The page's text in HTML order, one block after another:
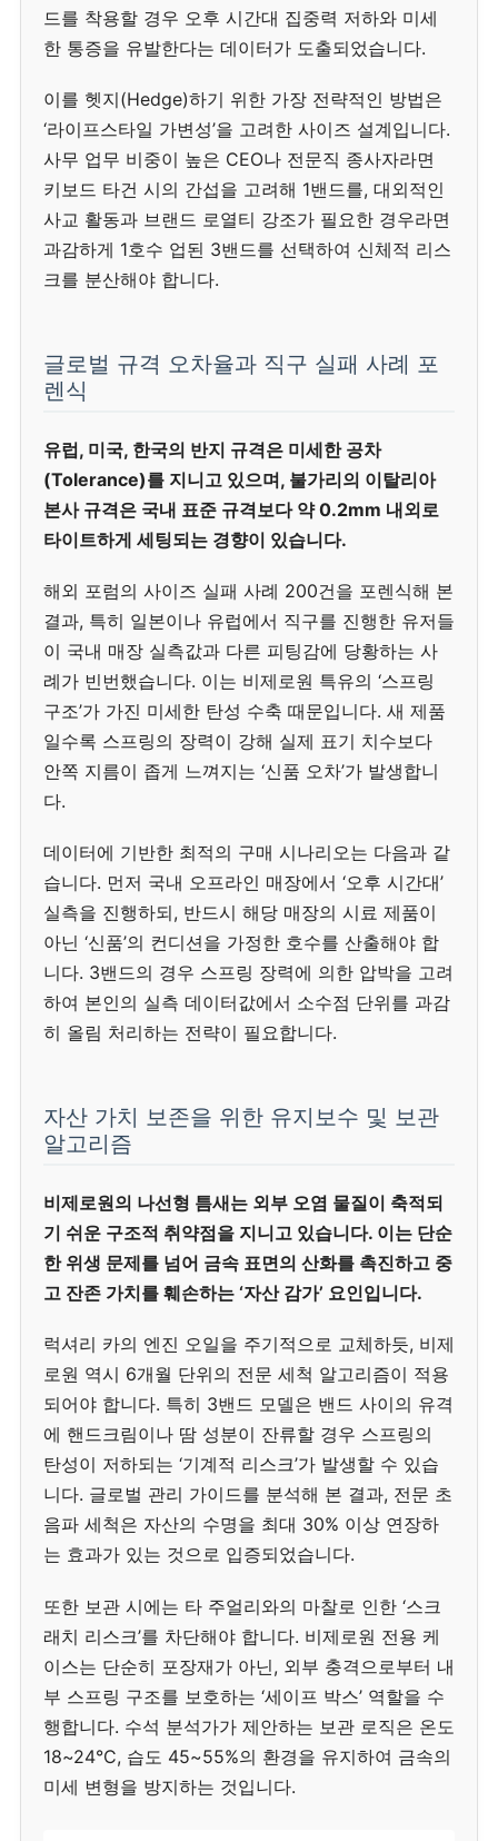
드를 착용할 경우 오후 시간대 집중력 저하와 미세
한 통증을 유발한다는 데이터가 도출되었습니다.
이를 헷지(Hedge)하기 위한 가장 전략적인 방법은
‘라이프스타일 가변성’을 고려한 사이즈 설계입니다.
사무 업무 비중이 높은 CEO나 전문직 종사자라면
키보드 타건 시의 간섭을 고려해 1밴드를, 대외적인
사교 활동과 브랜드 로열티 강조가 필요한 경우라면
과감하게 1호수 업된 3밴드를 선택하여 신체적 리스
크를 분산해야 합니다.
글로벌 규격 오차율과 직구 실패 사례 포
렌식
유럽, 미국, 한국의 반지 규격은 미세한 공차
(Tolerance)를 지니고 있으며, 불가리의 이탈리아
본사 규격은 국내 표준 규격보다 약 0.2mm 내외로
타이트하게 세팅되는 경향이 있습니다.
해외 포럼의 사이즈 실패 사례 200건을 포렌식해 본
결과, 특히 일본이나 유럽에서 직구를 진행한 유저들
이 국내 매장 실측값과 다른 피팅감에 당황하는 사
례가 빈번했습니다. 이는 비제로원 특유의 ‘스프링
구조’가 가진 미세한 탄성 수축 때문입니다. 새 제품
일수록 스프링의 장력이 강해 실제 표기 치수보다
안쪽 지름이 좁게 느껴지는 ‘신품 오차’가 발생합니
다.
데이터에 기반한 최적의 구매 시나리오는 다음과 같
습니다. 먼저 국내 오프라인 매장에서 ‘오후 시간대’
실측을 진행하되, 반드시 해당 매장의 시료 제품이
아닌 ‘신품’의 컨디션을 가정한 호수를 산출해야 합
니다. 3밴드의 경우 스프링 장력에 의한 압박을 고려
하여 본인의 실측 데이터값에서 소수점 단위를 과감
히 올림 처리하는 전략이 필요합니다.
자산 가치 보존을 위한 유지보수 및 보관
알고리즘
비제로원의 나선형 틈새는 외부 오염 물질이 축적되
기 쉬운 구조적 취약점을 지니고 있습니다. 이는 단순
한 위생 문제를 넘어 금속 표면의 산화를 촉진하고 중
고 잔존 가치를 훼손하는 ‘자산 감가’ 요인입니다.
럭셔리 카의 엔진 오일을 주기적으로 교체하듯, 비제
로원 역시 6개월 단위의 전문 세척 알고리즘이 적용
되어야 합니다. 특히 3밴드 모델은 밴드 사이의 유격
에 핸드크림이나 땀 성분이 잔류할 경우 스프링의
탄성이 저하되는 ‘기계적 리스크’가 발생할 수 있습
니다. 글로벌 관리 가이드를 분석해 본 결과, 전문 초
음파 세척은 자산의 수명을 최대 30% 이상 연장하
는 효과가 있는 것으로 입증되었습니다.
또한 보관 시에는 타 주얼리와의 마찰로 인한 ‘스크
래치 리스크’를 차단해야 합니다. 비제로원 전용 케
이스는 단순히 포장재가 아닌, 외부 충격으로부터 내
부 스프링 구조를 보호하는 ‘세이프 박스’ 역할을 수
행합니다. 수석 분석가가 제안하는 보관 로직은 온도
18~24°C, 습도 45~55%의 환경을 유지하여 금속의
미세 변형을 방지하는 것입니다.